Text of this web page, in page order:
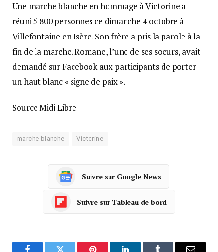
Une marche blanche en hommage à Victorine a
réuni 5 800 personnes ce dimanche 4 octobre à
Villefontaine en Isère. Son frère a pris la parole à la
fin de la marche. Romane, l’une de ses soeurs, avait
demandé sur Facebook aux participants de porter
un haut blanc « signe de paix ».
Source Midi Libre
marche blanche Victorine
Suivre sur Google News
Suivre sur Tableau de bord